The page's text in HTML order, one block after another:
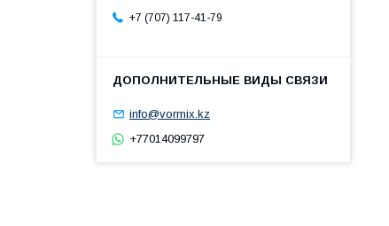
+7 (707) 117-41-79
info@vormix.kz
+77014099797